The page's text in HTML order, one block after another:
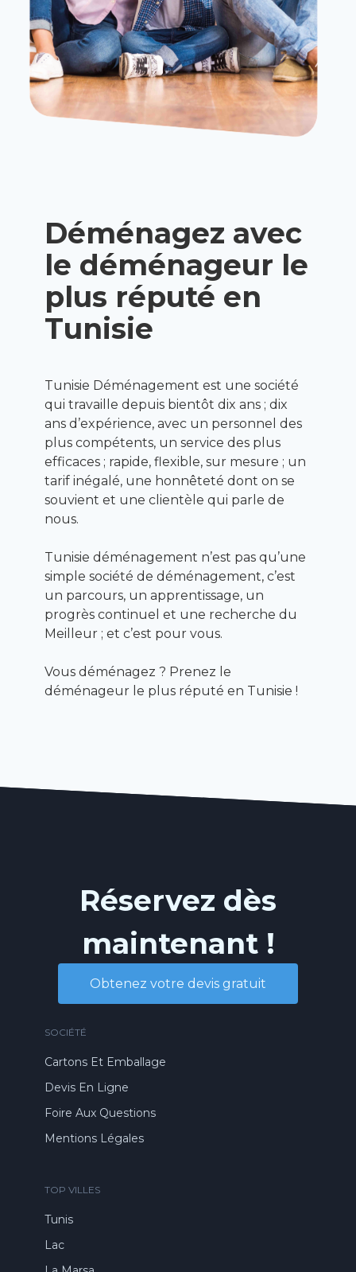
Déménagez avec
le déménageur le
plus réputé en
Tunisie
Tunisie Déménagement est une société
qui travaille depuis bientôt dix ans ; dix
ans d’expérience, avec un personnel des
plus compétents, un service des plus
efficaces ; rapide, flexible, sur mesure ; un
tarif inégalé, une honnêteté dont on se
souvient et une clientèle qui parle de
nous.
Tunisie déménagement n’est pas qu’une
simple société de déménagement, c’est
un parcours, un apprentissage, un
progrès continuel et une recherche du
Meilleur ; et c’est pour vous.
Vous déménagez ? Prenez le
déménageur le plus réputé en Tunisie !
Réservez dès
maintenant !
Obtenez votre devis gratuit
SOCIÉTÉ
Cartons Et Emballage
Devis En Ligne
Foire Aux Questions
Mentions Légales
TOP VILLES
Tunis
Lac